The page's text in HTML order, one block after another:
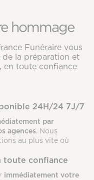
hommage
Funéraire vous
la préparation et
en toute confiance
24H/24 7J/7
par
agences. Nous
au plus vite où
toute confiance
immédiatement votre